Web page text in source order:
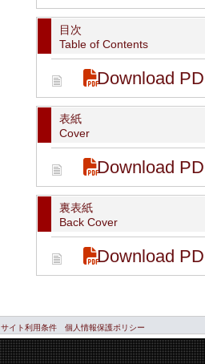
目次
Table of Contents
Download
表紙
Cover
Download
裏表紙
Back Cover
Download
サイト利用条件 個人情報保護ポリシー